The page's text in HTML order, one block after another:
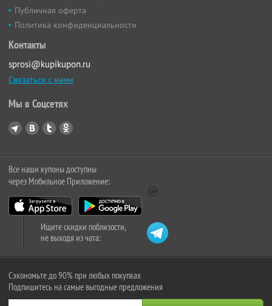
Публичная оферта
Политика конфиденциальности
Контакты
sprosi@kupikupon.ru
Связаться с нами
Мы в Соцсетях
Все наши купоны доступны
через Мобильное Приложение:
Ищите скидки поблизости,
не выходя из чата:
Сэкономьте до 90% при любых покупках
Подпишитесь на самые выгодные предложения